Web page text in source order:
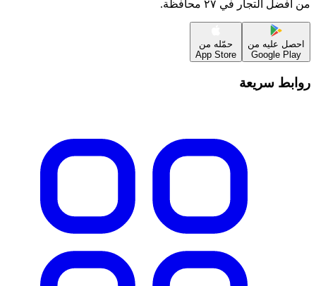
من أفضل التجار في ٢٧ محافظة.
احصل عليه من
Google Play
حمّله من
App Store
روابط سريعة